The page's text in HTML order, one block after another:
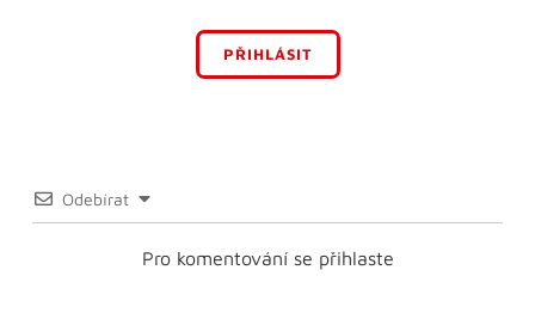
PŘIHLÁSIT
Odebírat
Pro komentování se přihlaste